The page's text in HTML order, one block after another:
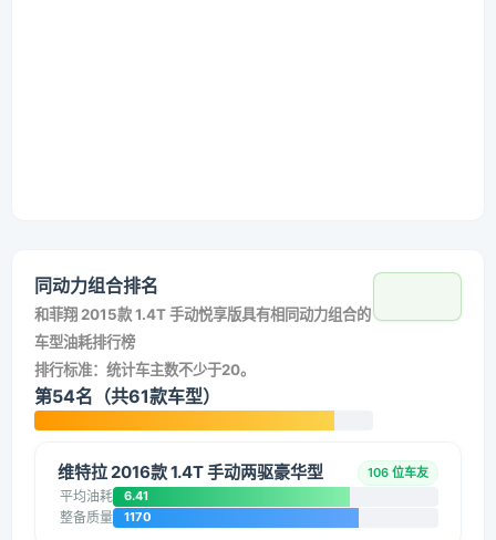
同动力组合排名
和菲翔 2015款 1.4T 手动悦享版具有相同动力组合的
车型油耗排行榜
排行标准：统计车主数不少于20。
第54名（共61款车型）
维特拉 2016款 1.4T 手动两驱豪华型 106 位车友
平均油耗 6.41
整备质量 1170